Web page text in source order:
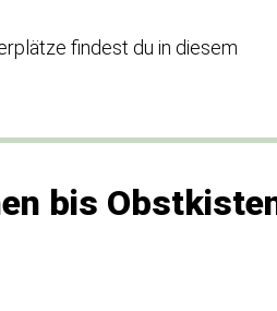
findest du in diesem
bis